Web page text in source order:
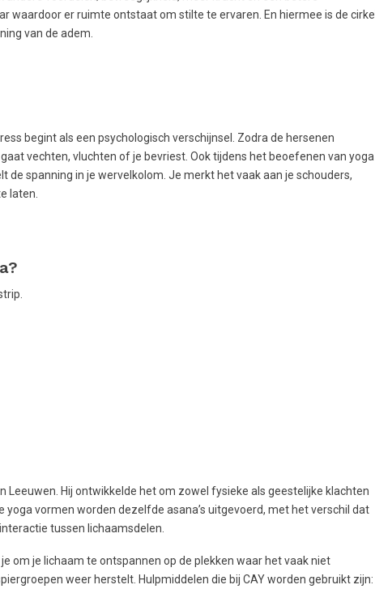
waardoor er ruimte ontstaat om stilte te ervaren. En hiermee is de cirkel
van de adem.
begint als een psychologisch verschijnsel. Zodra de hersenen
vechten, vluchten of je bevriest. Ook tijdens het beoefenen van yoga
de spanning in je wervelkolom. Je merkt het vaak aan je schouders,
laten.
Hij ontwikkelde het om zowel fysieke als geestelijke klachten
yoga vormen worden dezelfde asana’s uitgevoerd, met het verschil dat
tussen lichaamsdelen.
om je lichaam te ontspannen op de plekken waar het vaak niet
weer herstelt. Hulpmiddelen die bij CAY worden gebruikt zijn: